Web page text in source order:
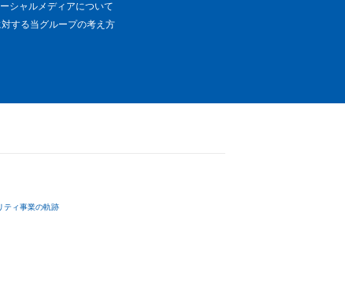
シャルメディアについて
する当グループの考え方
ティ事業の軌跡